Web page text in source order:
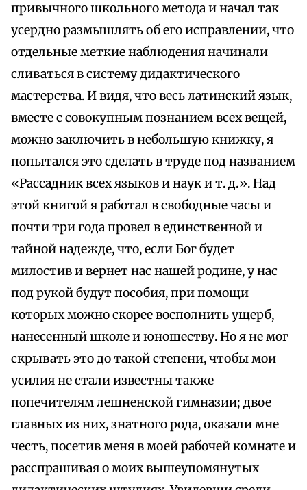
привычного школьного метода и начал так
усердно размышлять об его исправлении, что
отдельные меткие наблюдения начинали
сливаться в систему дидактического
мастерства. И видя, что весь латинский язык,
вместе с совокупным познанием всех вещей,
можно заключить в небольшую книжку, я
попытался это сделать в труде под названием
«Рассадник всех языков и наук и т. д.». Над
этой книгой я работал в свободные часы и
почти три года провел в единственной и
тайной надежде, что, если Бог будет
милостив и вернет нас нашей родине, у нас
под рукой будут пособия, при помощи
которых можно скорее восполнить ущерб,
нанесенный школе и юношеству. Но я не мог
скрывать это до такой степени, чтобы мои
усилия не стали известны также
попечителям лешненской гимназии; двое
главных из них, знатного рода, оказали мне
честь, посетив меня в моей рабочей комнате и
расспрашивая о моих вышеупомянутых